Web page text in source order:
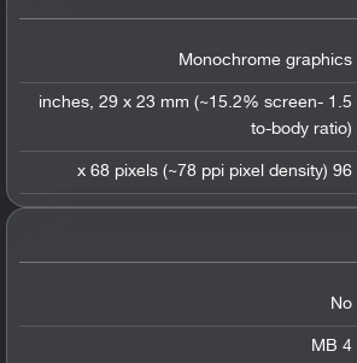
Monochrome graphics
1.5 inches, 29 x 23 mm (~15.2% screen-
to-body ratio)
96 x 68 pixels (~78 ppi pixel density)
No
4 MB